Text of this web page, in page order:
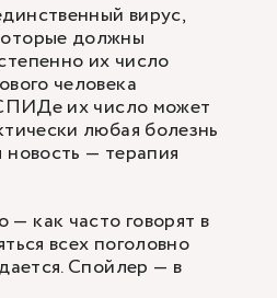
вирус,
должны
их число
человека
их число может
любая болезнь
— терапия
как часто говорят в
всех поголовно
Спойлер — в